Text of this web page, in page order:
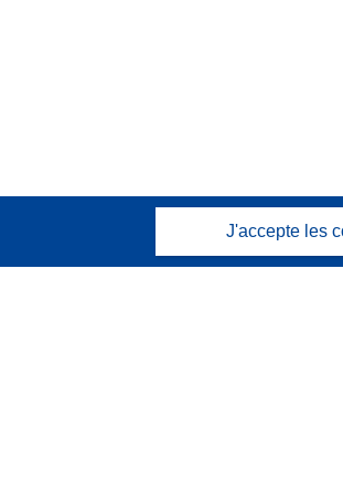
J'accepte les